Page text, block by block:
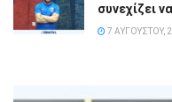
συνεχίζει
7 ΑΥΓΟΎΣΤΟΥ,